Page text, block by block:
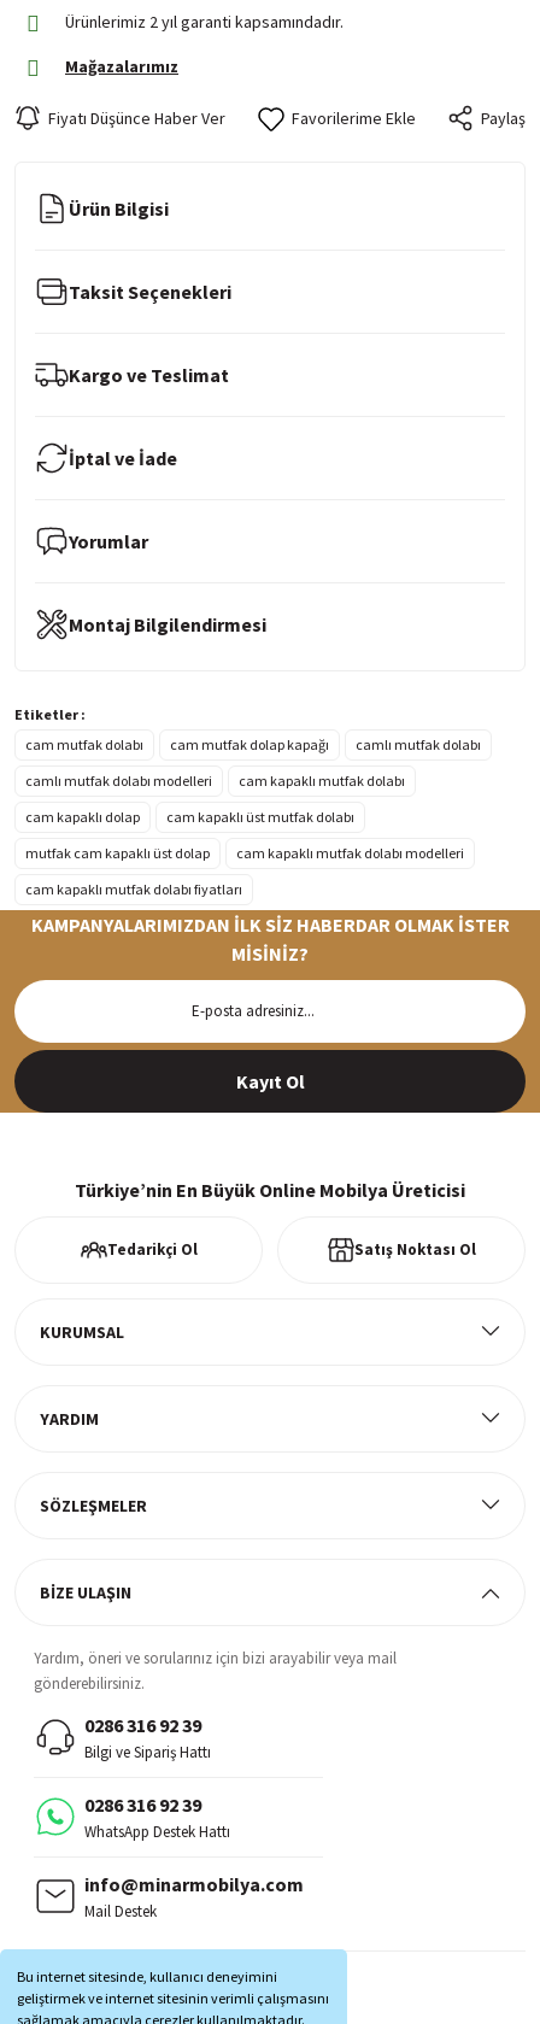
Bu internet sitesinde, kullanıcı deneyimini
geliştirmek ve internet sitesinin verimli çalışmasını
sağlamak amacıyla çerezler kullanılmaktadır.
Ürünlerimiz 2 yıl garanti kapsamındadır.
Mağazalarımız
Fiyatı Düşünce Haber Ver Paylaş
Ürün Bilgisi
Taksit Seçenekleri
Kargo ve Teslimat
İptal ve İade
Yorumlar
Montaj Bilgilendirmesi
Etiketler :
cam mutfak dolabı
cam mutfak dolap kapağı
camlı mutfak dolabı
camlı mutfak dolabı modelleri
cam kapaklı mutfak dolabı
cam kapaklı dolap
cam kapaklı üst mutfak dolabı
mutfak cam kapaklı üst dolap
cam kapaklı mutfak dolabı modelleri
cam kapaklı mutfak dolabı fiyatları
Siparişleriniz en kısa sürede hazırlanarak kargoya verilir
KAMPANYALARIMIZDAN İLK SİZ HABERDAR OLMAK İSTER
MİSİNİZ?
Kayıt Ol
Türkiye’nin En Büyük Online Mobilya Üreticisi
Tedarikçi Ol Satış Noktası Ol
KURUMSAL
YARDIM
SÖZLEŞMELER
BİZE ULAŞIN
Yardım, öneri ve sorularınız için bizi arayabilir veya mail
gönderebilirsiniz.
0286 316 92 39
Bilgi ve Sipariş Hattı
0286 316 92 39
WhatsApp Destek Hattı
info@minarmobilya.com
Mail Destek
MOBİL UYGULAMALAR: